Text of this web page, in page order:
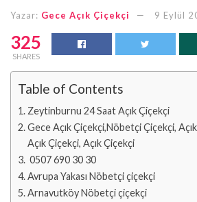
Yazar: Gece Açık Çiçekçi 9 Eylül
325
SHARES
Table of Contents
Zeytinburnu 24 Saat Açık Çiçekçi
Gece Açık Çiçekçi,Nöbetçi Çiçekçi,
Açık Çiçekçi, Açık Çiçekçi
0507 690 30 30
Avrupa Yakası Nöbetçi çiçekçi
Arnavutköy Nöbetçi çiçekçi